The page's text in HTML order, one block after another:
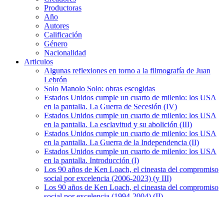
Productoras
Año
Autores
Calificación
Género
Nacionalidad
Articulos
Algunas reflexiones en torno a la filmografía de Juan
Lebrón
Solo Manolo Solo: obras escogidas
Estados Unidos cumple un cuarto de milenio: los USA
en la pantalla. La Guerra de Secesión (IV)
Estados Unidos cumple un cuarto de milenio: los USA
en la pantalla. La esclavitud y su abolición (III)
Estados Unidos cumple un cuarto de milenio: los USA
en la pantalla. La Guerra de la Independencia (II)
Estados Unidos cumple un cuarto de milenio: los USA
en la pantalla. Introducción (I)
Los 90 años de Ken Loach, el cineasta del compromiso
social por excelencia (2006-2023) (y III)
Los 90 años de Ken Loach, el cineasta del compromiso